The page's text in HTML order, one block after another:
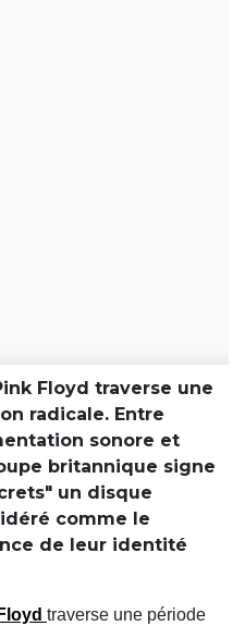
Floyd traverse une
radicale. Entre
sonore et
britannique signe
un disque
comme le
de leur identité
traverse une période